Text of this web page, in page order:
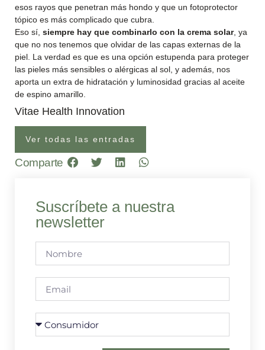
esos rayos que penetran más hondo y que un fotoprotector
tópico es más complicado que cubra.
Eso sí, siempre hay que combinarlo con la crema solar, ya
que no nos tenemos que olvidar de las capas externas de la
piel. La verdad es que es una opción estupenda para proteger
las pieles más sensibles o alérgicas al sol, y además, nos
aporta un extra de hidratación y luminosidad gracias al aceite
de espino amarillo.
Vitae Health Innovation
Ver todas las entradas
Comparte
Suscríbete a nuestra
newsletter